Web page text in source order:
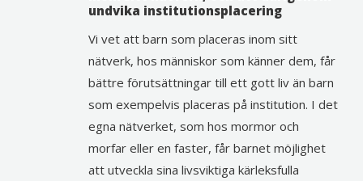
undvika institutionsplacering
Vi vet att barn som placeras inom sitt
nätverk, hos människor som känner dem, får
bättre förutsättningar till ett gott liv än barn
som exempelvis placeras på institution. I det
egna nätverket, som hos mormor och
morfar eller en faster, får barnet möjlighet
att utveckla sina livsviktiga kärleksfulla